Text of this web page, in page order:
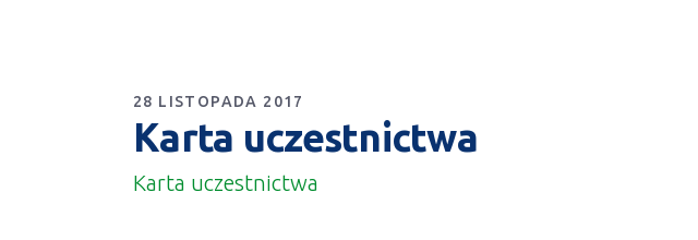
28 LISTOPADA 2017
Karta uczestnictwa
Karta uczestnictwa